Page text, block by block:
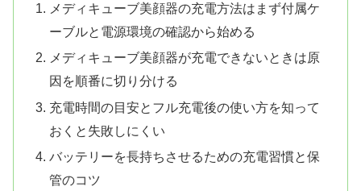
メディキューブ美顔器の充電方法はまず付属ケ
ーブルと電源環境の確認から始める
メディキューブ美顔器が充電できないときは原
因を順番に切り分ける
充電時間の目安とフル充電後の使い方を知って
おくと失敗しにくい
バッテリーを長持ちさせるための充電習慣と保
管のコツ